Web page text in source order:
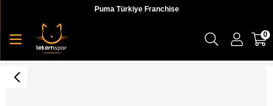
Puma Türkiye Franchise
0